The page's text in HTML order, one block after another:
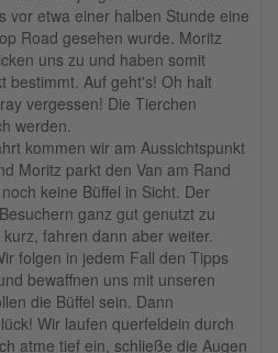
vor etwa einer halben Stunde eine
Road gesehen wurde. Moritz
uns zu und haben somit
bestimmt. Auf geht's! Oh halt
vergessen! Die Tierchen
werden.
kommen wir am Aussichtspunkt
Moritz parkt den Van am Rand
keine Büffel in Sicht. Der
ganz gut genutzt zu
fahren dann aber weiter.
folgen in jedem Fall den Tipps
bewaffnen uns mit unseren
die Büffel sein. Dann
Wir laufen querfeldein durch
atme tief ein, schließe die Augen